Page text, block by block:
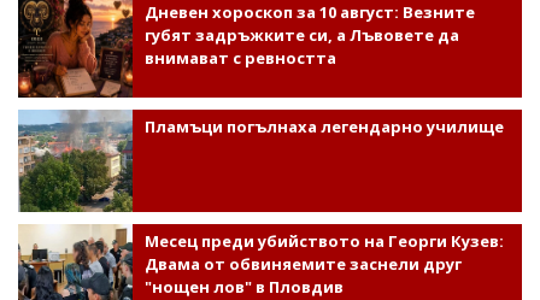
Дневен хороскоп за 10 август: Везните
губят задръжките си, а Лъвовете да
внимават с ревността
Пламъци погълнаха легендарно училище
Месец преди убийството на Георги Кузев:
Двама от обвиняемите заснели друг
"нощен лов" в Пловдив